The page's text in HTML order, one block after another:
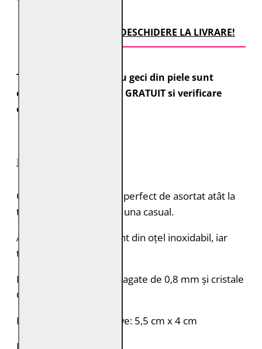
TRANSPORT CU DESCHIDERE LA LIVRARE!
Toate comenzile pentru geci din piele sunt
expediate cu transport GRATUIT si verificare
colet.
Cercei ușori și eleganți, perfect de asortat atât la
ținută elegantă, cât și la una casual.
Accesoriile metalice sunt din oțel inoxidabil, iar
tortițele din argint 925.
Mărgelele folosite sunt agate de 0,8 mm și cristale
Cehia de 0,4 mm.
Dimensiuni aproximative: 5,5 cm x 4 cm
Fabricati in Romania